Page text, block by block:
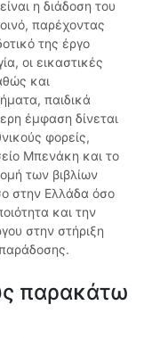
η διάδοση του
παρέχοντας
της έργο
οι εικαστικές
και
παιδικά
έμφαση δίνεται
φορείς,
Μπενάκη και το
των βιβλίων
στην Ελλάδα όσο
και την
στην στήριξη
παρακάτω